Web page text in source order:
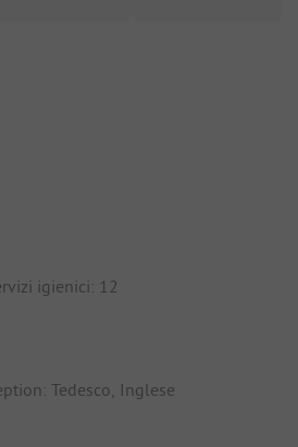
igienici: 12
Tedesco, Inglese